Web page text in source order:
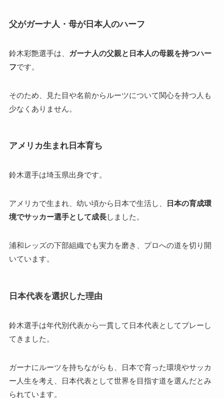
父がガーナ人・母が日本人のハーフ
鈴木彩艶選手は、
ガーナ人の父親と日本人の母親を持つハー
フです。
そのため、見た目や名前からルーツについて関心を持つ人も
少なくありません。
アメリカ生まれ日本育ち
鈴木選手は埼玉県出身です。
アメリカで生まれ、幼い頃から日本で生活し、
日本の育成環
境でサッカー選手として成長しました。
浦和レッズの下部組織でも実力を磨き、プロへの道を切り開
いています。
日本代表を選択した理由
鈴木選手は年代別代表から一貫して日本代表としてプレーし
てきました。
ガーナにルーツを持ちながらも、日本で育った環境やサッカ
ー人生を考え、日本代表として世界を目指す道を選んだとみ
られています。